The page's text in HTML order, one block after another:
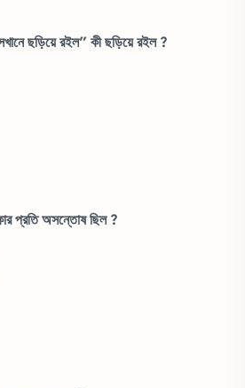
ছড়িয়ে রইল” কী ছড়িয়ে রইল ?
প্রতি অসন্তোষ ছিল ?